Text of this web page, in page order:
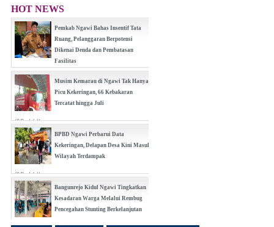
HOT NEWS
Pemkab Ngawi Bahas Insentif Tata
Ruang, Pelanggaran Berpotensi
Dikenai Denda dan Pembatasan
Fasilitas
(0 Reply(s))
Musim Kemarau di Ngawi Tak Hanya
Picu Kekeringan, 66 Kebakaran
Tercatat hingga Juli
(0 Reply(s))
BPBD Ngawi Perbarui Data
Kekeringan, Delapan Desa Kini Masuk
Wilayah Terdampak
(0 Reply(s))
Bangunrejo Kidul Ngawi Tingkatkan
Kesadaran Warga Melalui Rembug
Pencegahan Stunting Berkelanjutan